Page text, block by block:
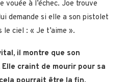
vouée à l’échec. Joe trouve
demande si elle a son pistolet
le ciel : « Je t’aime ».
il montre que son
craint de mourir pour sa